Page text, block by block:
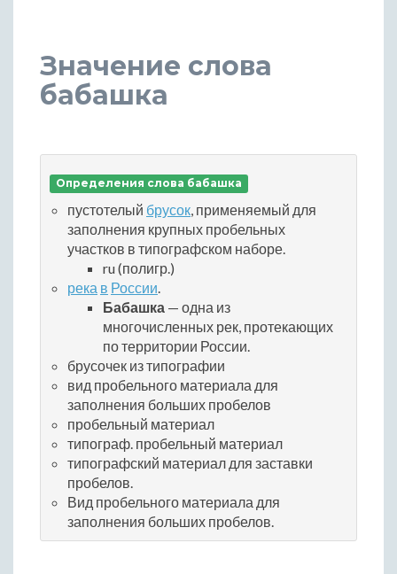
Значение слова
бабашка
Определения слова бабашка
пустотелый брусок, применяемый для
заполнения крупных пробельных
участков в типографском наборе.
ru (полигр.)
река в России.
Бабашка — одна из
многочисленных рек, протекающих
по территории России.
брусочек из типографии
вид пробельного материала для
заполнения больших пробелов
пробельный материал
типограф. пробельный материал
типографский материал для заставки
пробелов.
Вид пробельного материала для
заполнения больших пробелов.